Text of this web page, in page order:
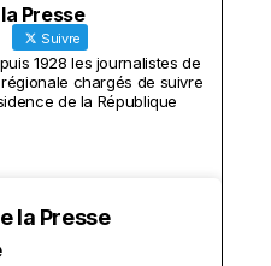
Presse
Suivre
1928 les journalistes de
chargés de suivre
de la République
la Presse